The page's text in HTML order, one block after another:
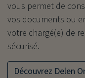
vous permet de
vos documents ou
votre chargé(e) de
sécurisé.
Découvrez Delen